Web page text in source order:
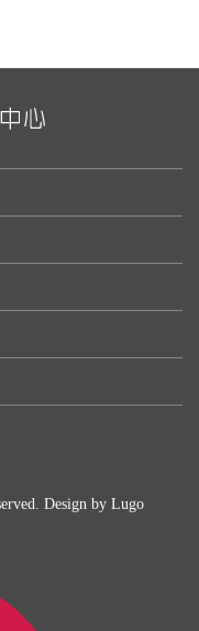
Design by Lugo